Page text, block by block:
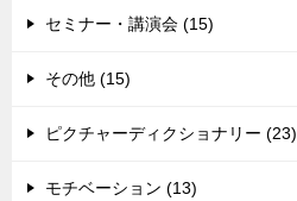
セミナー・講演会 (15)
その他 (15)
ピクチャーディクショナリー (23)
モチベーション (13)